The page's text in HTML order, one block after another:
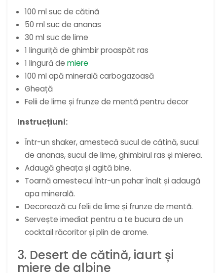
100 ml suc de cătină
50 ml suc de ananas
30 ml suc de lime
1 linguriță de ghimbir proaspăt ras
1 lingură de miere
100 ml apă minerală carbogazoasă
Gheață
Felii de lime și frunze de mentă pentru decor
Instrucțiuni:
Într-un shaker, amestecă sucul de cătină, sucul
de ananas, sucul de lime, ghimbirul ras și mierea.
Adaugă gheața și agită bine.
Toarnă amestecul într-un pahar înalt și adaugă
apa minerală.
Decorează cu felii de lime și frunze de mentă.
Servește imediat pentru a te bucura de un
cocktail răcoritor și plin de arome.
3. Desert de cătină, iaurt și
miere de albine